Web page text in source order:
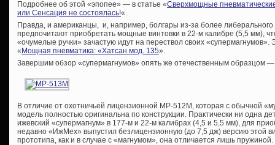
Подробнее об этой «эпопее» — в статье «Сверхмощные
или Сенсация не состоялась!«.
Правда, и американцы, и, например, болгары из-за более либерального
предпочитают приобретать мощные винтовки в 22-м калибре (5,5 мм),
«очумелые ручки» зачастую идут на перествол своих «супермагнумов».
« Мощная пневматика: «Хатсан мод. 135».
Завершим обзор «супермагнумов» опять же отечественным образцом
В отличие от охотничьей лицензионной МР-512М, которая с обычной
модель полностью оригинальна по конструкции. Практически ни одна
ижевский «супермагнум» в 177-м и 22-м калибрах (4,5 и 5,5 мм), для
недавно «ИжМех» выпустил безлицензионную (до 7,5 дж) версию этой
прототипа, как и в случае с «магнумом», она отличается лишь пружиной.